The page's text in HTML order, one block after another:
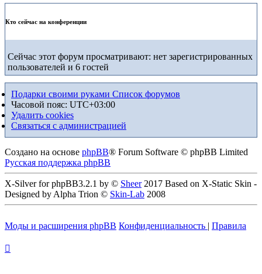
Кто сейчас на конференции
Сейчас этот форум просматривают: нет зарегистрированных
пользователей и 6 гостей
Подарки своими руками Список форумов
Часовой пояс: UTC+03:00
Удалить cookies
Связаться с администрацией
Создано на основе phpBB® Forum Software © phpBB Limited
Русская поддержка phpBB
X-Silver for phpBB3.2.1 by © Sheer2017 Based on X-Static Skin -
Designed by Alpha Trion © Skin-Lab 2008
Моды и расширения phpBB Конфиденциальность | Правила